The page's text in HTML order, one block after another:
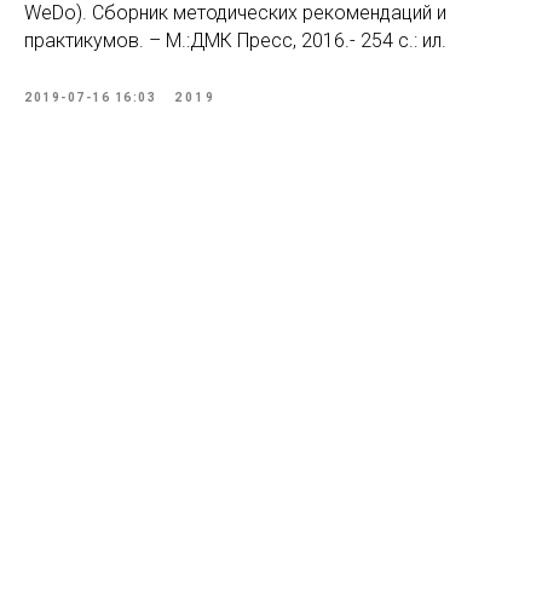
WeDo). Сборник методических рекомендаций и
практикумов. – М.:ДМК Пресс, 2016.- 254 с.: ил.
2019-07-16 16:03 2019